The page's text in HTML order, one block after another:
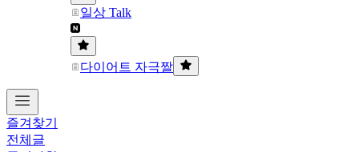
일상 Talk
다이어트 자극짤
즐겨찾기
전체글